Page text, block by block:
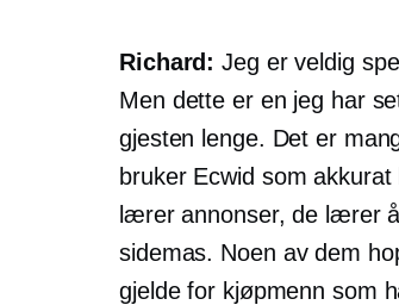
Richard: Jeg er veldig
Men dette er en jeg har
gjesten lenge. Det er
bruker Ecwid som
lærer annonser, de lærer
sidemas. Noen av dem
gjelde for kjøpmenn som